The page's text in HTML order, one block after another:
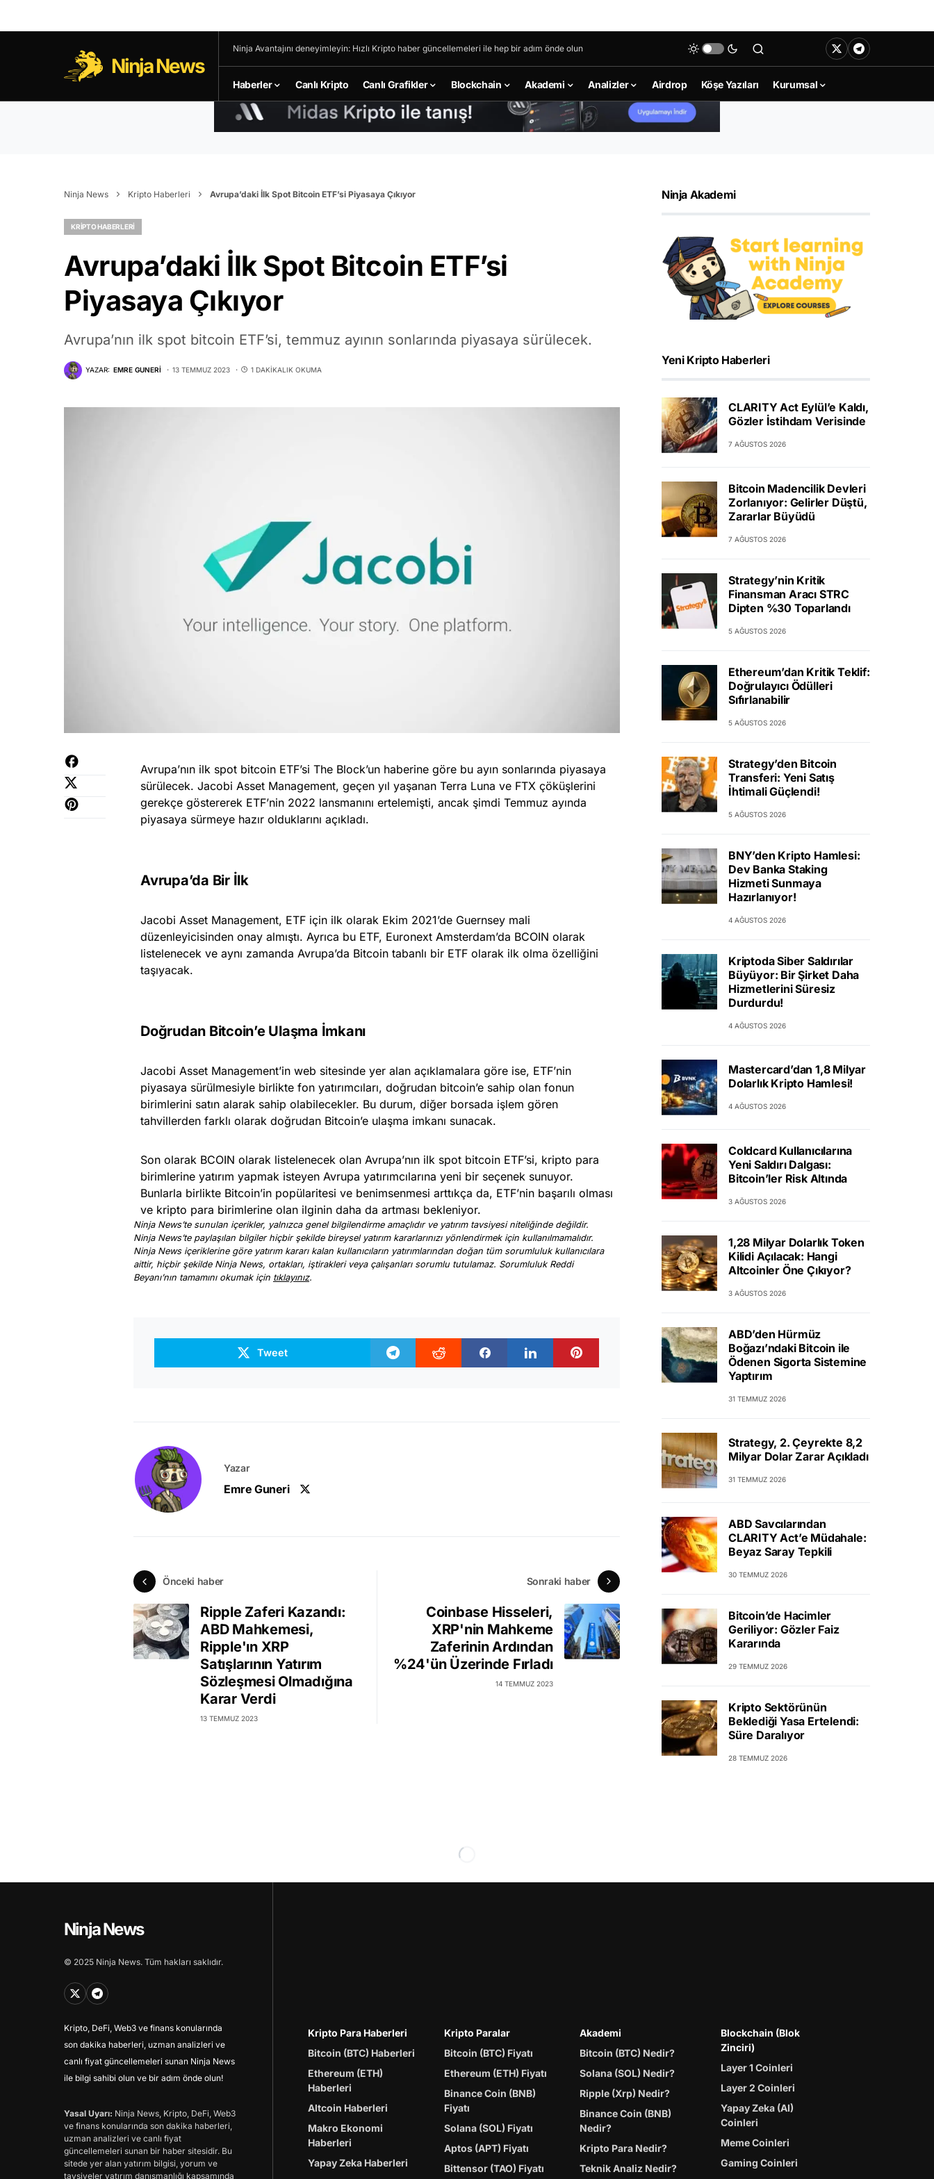
Ninja News
Ninja Avantajını deneyimleyin: Hızlı Kripto haber güncellemeleri ile hep bir adım önde olun
Haberler Canlı Kripto Canlı Grafikler Blockchain Akademi Analizler Airdrop Köşe Yazıları Kurumsal
Ninja News Kripto Haberleri Avrupa’daki İlk Spot Bitcoin ETF’si Piyasaya Çıkıyor
KRIPTO HABERLERI
Avrupa’daki İlk Spot Bitcoin ETF’si
Piyasaya Çıkıyor
Avrupa’nın ilk spot bitcoin ETF’si, temmuz ayının sonlarında piyasaya sürülecek.
YAZAR: EMRE GUNERI 13 TEMMUZ 2023 1 DAKIKALIK OKUMA
Avrupa’nın ilk spot bitcoin ETF’si The Block’un haberine göre bu ayın sonlarında piyasaya
sürülecek. Jacobi Asset Management, geçen yıl yaşanan Terra Luna ve FTX çöküşlerini
gerekçe göstererek ETF’nin 2022 lansmanını ertelemişti, ancak şimdi Temmuz ayında
piyasaya sürmeye hazır olduklarını açıkladı.
Avrupa’da Bir İlk
Jacobi Asset Management, ETF için ilk olarak Ekim 2021’de Guernsey mali
düzenleyicisinden onay almıştı. Ayrıca bu ETF, Euronext Amsterdam’da BCOIN olarak
listelenecek ve aynı zamanda Avrupa’da Bitcoin tabanlı bir ETF olarak ilk olma özelliğini
taşıyacak.
Doğrudan Bitcoin’e Ulaşma İmkanı
Jacobi Asset Management’in web sitesinde yer alan açıklamalara göre ise, ETF’nin
piyasaya sürülmesiyle birlikte fon yatırımcıları, doğrudan bitcoin’e sahip olan fonun
birimlerini satın alarak sahip olabilecekler. Bu durum, diğer borsada işlem gören
tahvillerden farklı olarak doğrudan Bitcoin’e ulaşma imkanı sunacak.
Son olarak BCOIN olarak listelenecek olan Avrupa’nın ilk spot bitcoin ETF’si, kripto para
birimlerine yatırım yapmak isteyen Avrupa yatırımcılarına yeni bir seçenek sunuyor.
Bunlarla birlikte Bitcoin’in popülaritesi ve benimsenmesi arttıkça da, ETF’nin başarılı olması
ve kripto para birimlerine olan ilginin daha da artması bekleniyor.
Ninja News’te sunulan içerikler, yalnızca genel bilgilendirme amaçlıdır ve yatırım tavsiyesi niteliğinde değildir.
Ninja News’te paylaşılan bilgiler hiçbir şekilde bireysel yatırım kararlarınızı yönlendirmek için kullanılmamalıdır.
Ninja News içeriklerine göre yatırım kararı kalan kullanıcıların yatırımlarından doğan tüm sorumluluk kullanıcılara
aittir, hiçbir şekilde Ninja News, ortakları, iştirakleri veya çalışanları sorumlu tutulamaz. Sorumluluk Reddi
Beyanı’nın tamamını okumak için tıklayınız.
Tweet
Yazar
Emre Guneri
Önceki haber
Ripple Zaferi Kazandı:
ABD Mahkemesi,
Ripple'ın XRP
Satışlarının Yatırım
Sözleşmesi Olmadığına
Karar Verdi
13 TEMMUZ 2023
Sonraki haber
Coinbase Hisseleri,
XRP'nin Mahkeme
Zaferinin Ardından
%24'ün Üzerinde Fırladı
14 TEMMUZ 2023
Ninja Akademi
Yeni Kripto Haberleri
CLARITY Act Eylül’e Kaldı,
Gözler İstihdam Verisinde
7 AĞUSTOS 2026
Bitcoin Madencilik Devleri
Zorlanıyor: Gelirler Düştü,
Zararlar Büyüdü
7 AĞUSTOS 2026
Strategy’nin Kritik
Finansman Aracı STRC
Dipten %30 Toparlandı
5 AĞUSTOS 2026
Ethereum’dan Kritik Teklif:
Doğrulayıcı Ödülleri
Sıfırlanabilir
5 AĞUSTOS 2026
Strategy’den Bitcoin
Transferi: Yeni Satış
İhtimali Güçlendi!
5 AĞUSTOS 2026
BNY’den Kripto Hamlesi:
Dev Banka Staking
Hizmeti Sunmaya
Hazırlanıyor!
4 AĞUSTOS 2026
Kriptoda Siber Saldırılar
Büyüyor: Bir Şirket Daha
Hizmetlerini Süresiz
Durdurdu!
4 AĞUSTOS 2026
Mastercard’dan 1,8 Milyar
Dolarlık Kripto Hamlesi!
4 AĞUSTOS 2026
Coldcard Kullanıcılarına
Yeni Saldırı Dalgası:
Bitcoin’ler Risk Altında
3 AĞUSTOS 2026
1,28 Milyar Dolarlık Token
Kilidi Açılacak: Hangi
Altcoinler Öne Çıkıyor?
3 AĞUSTOS 2026
ABD’den Hürmüz
Boğazı’ndaki Bitcoin ile
Ödenen Sigorta Sistemine
Yaptırım
31 TEMMUZ 2026
Strategy, 2. Çeyrekte 8,2
Milyar Dolar Zarar Açıkladı
31 TEMMUZ 2026
ABD Savcılarından
CLARITY Act’e Müdahale:
Beyaz Saray Tepkili
30 TEMMUZ 2026
Bitcoin’de Hacimler
Geriliyor: Gözler Faiz
Kararında
29 TEMMUZ 2026
Kripto Sektörünün
Beklediği Yasa Ertelendi:
Süre Daralıyor
28 TEMMUZ 2026
Ninja News
© 2025 Ninja News. Tüm hakları saklıdır.
Kripto, DeFi, Web3 ve finans konularında
son dakika haberleri, uzman analizleri ve
canlı fiyat güncellemeleri sunan Ninja News
ile bilgi sahibi olun ve bir adım önde olun!
Yasal Uyarı: Ninja News, Kripto, DeFi, Web3
ve finans konularında son dakika haberleri,
uzman analizleri ve canlı fiyat
güncellemeleri sunan bir haber sitesidir. Bu
sitede yer alan yatırım bilgisi, yorum ve
tavsiyeler yatırım danışmanlığı kapsamında
Kripto Para Haberleri
Bitcoin (BTC) Haberleri
Ethereum (ETH)
Haberleri
Altcoin Haberleri
Makro Ekonomi
Haberleri
Yapay Zeka Haberleri
Kripto Paralar
Bitcoin (BTC) Fiyatı
Ethereum (ETH) Fiyatı
Binance Coin (BNB)
Fiyatı
Solana (SOL) Fiyatı
Aptos (APT) Fiyatı
Bittensor (TAO) Fiyatı
Akademi
Bitcoin (BTC) Nedir?
Solana (SOL) Nedir?
Ripple (Xrp) Nedir?
Binance Coin (BNB)
Nedir?
Kripto Para Nedir?
Teknik Analiz Nedir?
Blockchain (Blok
Zinciri)
Layer 1 Coinleri
Layer 2 Coinleri
Yapay Zeka (AI)
Coinleri
Meme Coinleri
Gaming Coinleri